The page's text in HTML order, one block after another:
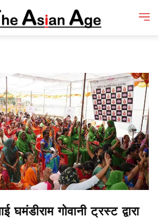
घमंडीराम गोवानी ट्रस्ट द्वारा